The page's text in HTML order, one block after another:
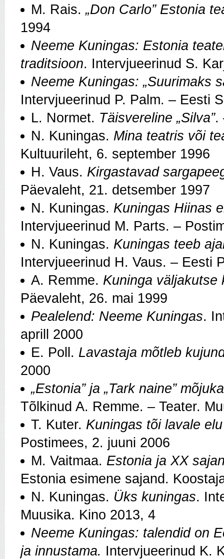
M. Rais. „Don Carlo” Estonia
1994
Neeme Kuningas: Estonia
traditsioon. Intervjueerinud S.
Neeme Kuningas: „Suurimaks
Intervjueerinud P. Palm. – Eesti
L. Normet. Täisvereline „Silva”.
N. Kuningas. Mina teatris või
Kultuurileht, 6. september 1996
H. Vaus. Kirgastavad
Päevaleht, 21. detsember 1997
N. Kuningas. Kuningas Hiinas
Intervjueerinud M. Parts. –
N. Kuningas. Kuningas teeb
Intervjueerinud H. Vaus. – Eesti
A. Remme. Kuninga väljakutse
Päevaleht, 26. mai 1999
Pealelend: Neeme Kuningas.
aprill 2000
E. Poll. Lavastaja mõtleb
2000
„Estonia” ja „Tark naine”
Tõlkinud A. Remme. – Teater.
T. Kuter. Kuningas tõi lavale
Postimees, 2. juuni 2006
M. Vaitmaa. Estonia ja XX
Estonia esimene sajand.
N. Kuningas. Üks kuningas.
Muusika. Kino 2013, 4
Neeme Kuningas: talendid on
ja innustama. Intervjueerinud K.